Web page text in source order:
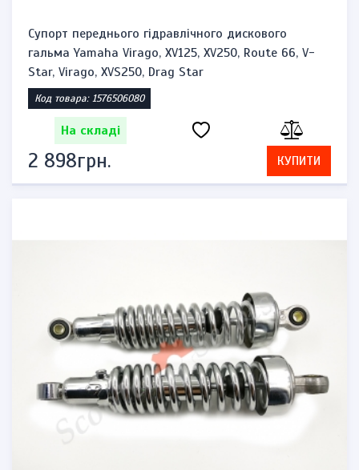
Супорт переднього гідравлічного дискового
гальма Yamaha Virago, XV125, XV250, Route 66, V-
Star, Virago, XVS250, Drag Star
Код товара: 1576506080
На складі
2 898грн. КУПИТИ